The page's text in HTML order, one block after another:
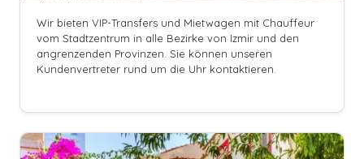
Wir bieten VIP-Transfers und Mietwagen mit Chauffeur
vom Stadtzentrum in alle Bezirke von Izmir und den
angrenzenden Provinzen. Sie können unseren
Kundenvertreter rund um die Uhr kontaktieren.